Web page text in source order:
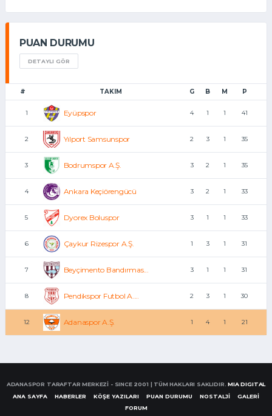
PUAN DURUMU
DETAYLI GÖR
# TAKIM G B M P
1 Eyüpspor 4 1 1 41
2 Yılport Samsunspor 2 3 1 35
3 Bodrumspor A.Ş. 3 2 1 35
4 Ankara Keçiörengücü 3 2 1 33
5 Dyorex Boluspor 3 1 1 33
6 Çaykur Rizespor A.Ş. 1 3 1 31
7 Beyçimento Bandırmas... 3 1 1 31
8 Pendikspor Futbol A.... 2 3 1 30
12 Adanaspor A.Ş. 1 4 1 21
ADANASPOR TARAFTAR MERKEZİ - SINCE 2001 | TÜM HAKLARI SAKLIDIR.MIA DIGITAL
ANA SAYFA
HABERLER KÖŞE YAZILARI PUAN DURUMU NOSTALJİ
GALERİ
FORUM